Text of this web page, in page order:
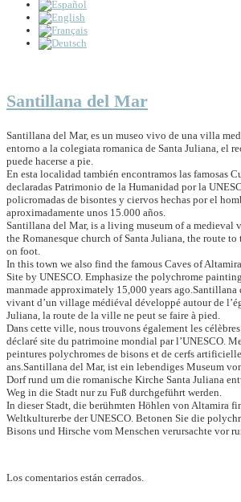
Santillana del Mar
Santillana del Mar, es un museo vivo de una villa
entorno a la colegiata romanica de Santa Juliana, el
puede hacerse a pie.
En esta localidad también encontramos las famosas
declaradas Patrimonio de la Humanidad por la
policromadas de bisontes y ciervos hechas por el
aproximadamente unos 15.000 años.
Santillana del Mar, is a living museum of a medieval
the Romanesque church of Santa Juliana, the route
on foot.
In this town we also find the famous Caves of
Site by UNESCO. Emphasize the polychrome
manmade approximately 15,000 years ago.Santillana
vivant d’un village médiéval développé autour de
Juliana, la route de la ville ne peut se faire à pied.
Dans cette ville, nous trouvons également les
déclaré site du patrimoine mondial par l’UNESCO.
peintures polychromes de bisons et de cerfs
ans.Santillana del Mar, ist ein lebendiges Museum
Dorf rund um die romanische Kirche Santa Juliana
Weg in die Stadt nur zu Fuß durchgeführt werden.
In dieser Stadt, die berühmten Höhlen von Altamira
Weltkulturerbe der UNESCO. Betonen Sie die
Bisons und Hirsche vom Menschen verursachte vor
Los comentarios están cerrados.